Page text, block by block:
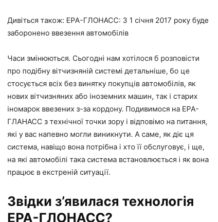
Дивіться також: ЕРА-ГЛОНАСС: З 1 січня 2017 року буде
заборонено ввезення автомобілів
Часи змінюються. Сьогодні нам хотілося б розповісти
про подібну вітчизняній системі детальніше, бо це
стосується всіх без винятку покупців автомобілів, як
нових вітчизняних або іноземних машин, так і старих
іномарок ввезених з-за кордону. Подивимося на ЕРА-
ГЛАНАСС з технічної точки зору і відповімо на питання,
які у вас напевно могли виникнути. А саме, як діє ця
система, навіщо вона потрібна і хто її обслуговує, і ще,
на які автомобілі така система встановлюється і як вона
працює в екстреній ситуації.
Звідки з’явилася технологія
ЕРА-ГЛОНАСС?